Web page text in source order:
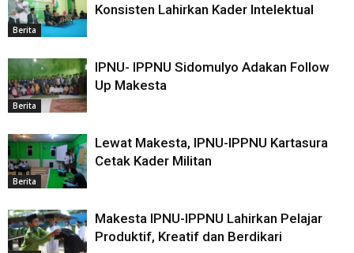
Berita
Konsisten Lahirkan Kader Intelektual
Berita
IPNU- IPPNU Sidomulyo Adakan Follow
Up Makesta
Berita
Lewat Makesta, IPNU-IPPNU Kartasura
Cetak Kader Militan
Makesta IPNU-IPPNU Lahirkan Pelajar
Produktif, Kreatif dan Berdikari